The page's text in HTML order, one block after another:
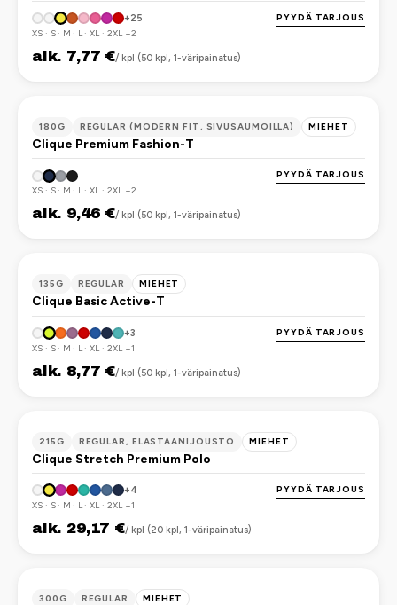
+25
PYYDÄ TARJOUS
XS · S · M · L · XL · 2XL +2
alk. 7,77 €/ kpl (50 kpl, 1-väripainatus)
OEKO-TEX
180G REGULAR (MODERN FIT, SIVUSAUMOILLA) MIEHET
Clique Premium Fashion-T
PYYDÄ TARJOUS
XS · S · M · L · XL · 2XL +2
alk. 9,46 €/ kpl (50 kpl, 1-väripainatus)
OEKO-TEX
135G REGULAR MIEHET
Clique Basic Active-T
+3
PYYDÄ TARJOUS
XS · S · M · L · XL · 2XL +1
alk. 8,77 €/ kpl (50 kpl, 1-väripainatus)
OEKO-TEX
215G REGULAR, ELASTAANIJOUSTO MIEHET
Clique Stretch Premium Polo
+4
PYYDÄ TARJOUS
XS · S · M · L · XL · 2XL +1
alk. 29,17 €/ kpl (20 kpl, 1-väripainatus)
OEKO-TEX
300G REGULAR MIEHET